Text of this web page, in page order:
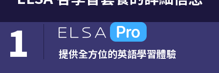
1 提供全方位的英語學習體驗